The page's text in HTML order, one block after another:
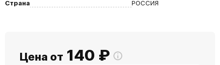
Страна
РОССИЯ
Цена от 140 ₽